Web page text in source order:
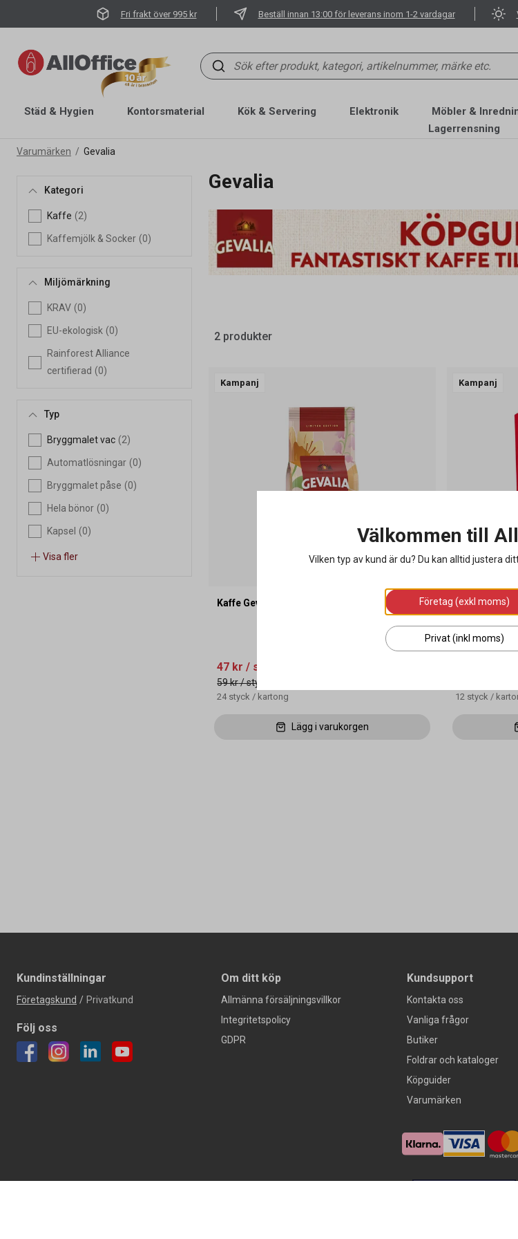
Fri frakt över 995 kr Beställ innan 13:00 för leverans inom 1-2 vardagar
Städ & Hygien Kontorsmaterial Kök & Servering Elektronik Möbler &
Lagerrensning
Varumärken Gevalia
Kategori
Kaffe (2)
Kaffemjölk & Socker (0)
Miljömärkning
KRAV (0)
EU-ekologisk (0)
Rainforest Alliance
certifierad (0)
Typ
Bryggmalet vac (2)
Automatlösningar (0)
Bryggmalet påse (0)
Hela bönor (0)
Kapsel (0)
Visa fler
Gevalia
2 produkter
Kampanj
Kaffe Gevalia Summer 2026 Brygg 250g
47 kr / styck
59 kr/ styck
24 styck / kartong
Lägg i varukorgen
Kampanj
Kaffe
12 styck /
Kundinställningar
Företagskund / Privatkund
Följ oss
Om ditt köp
Allmänna försäljningsvillkor
Integritetspolicy
GDPR
Kundsupport
Kontakta oss
Vanliga frågor
Butiker
Foldrar och kataloger
Köpguider
Varumärken
Välkommen till
Vilken typ av kund är du? Du kan alltid justera
Företag (exkl moms)
Privat (inkl moms)